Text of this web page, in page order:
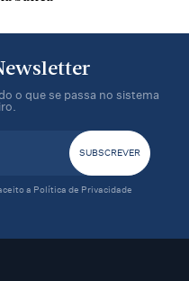
o que se passa no sistema
a Política de Privacidade